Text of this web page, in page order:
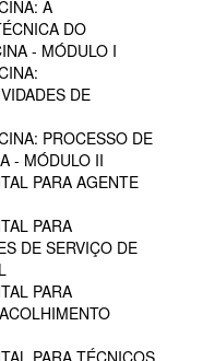
A
DO
- MÓDULO I
DE
PROCESSO DE
- MÓDULO II
PARA AGENTE
PARA
DE SERVIÇO DE
PARA
PARA TÉCNICOS